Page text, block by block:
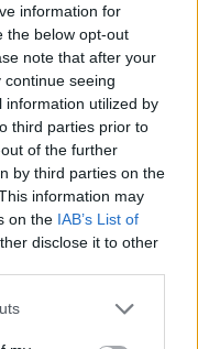
information for
the below opt-out
note that after your
seeing
information utilized by
third parties prior to
of the further
by third parties on the
information may
on the IAB’s List of
disclose it to other
laikinai
į laiškus
(I-IV 10.00–20.00 V